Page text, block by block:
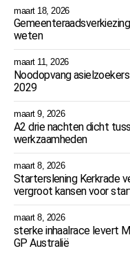
maart 18, 2026
weten
maart 11, 2026
Noodopvang
2029
maart 9, 2026
A2 drie nachten dicht
werkzaamheden
maart 8, 2026
Starterslening Kerkrade
vergroot kansen voor
maart 8, 2026
sterke inhaalrace levert
GP Australië